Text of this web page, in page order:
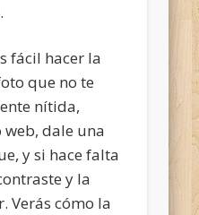
fácil hacer la
que no te
nítida,
dale una
y si hace falta
y la
Verás cómo la